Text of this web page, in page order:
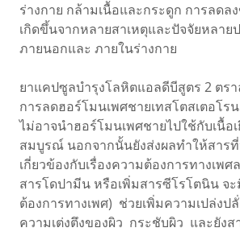
ร่างกาย กล้ามเนื้อและกระดูก การลดล
เกิดขึ้นจากหลายสาเหตุและปัจจัยหลาย
ภายนอกและ ภายในร่างกาย
ยาแคปซูลบำรุงโลหิตแอลดีบีสูตร 2 ตร
การลดฮอร์โมนเพศชายเทสโตสเตอโร
ไม่อาจนำฮอร์โมนเพศชายไปใช้กับเนื้อ
สมบูรณ์ นอกจากนั้นยังส่งผลทำให้สาร
เกี่ยวข้องกับเรื่องความต้องการทางเพ
สารโดปามีน หรือเพิ่มสารซีโรโตนิน จ
ต้องการทางเพศ) ช่วยเพิ่มความเปล่งป
ความเต่งตึงของผิว กระชับผิว และยัง